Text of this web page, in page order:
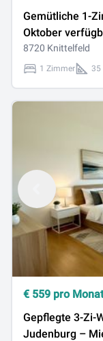
Gemütliche 1-
Oktober
8720 Knittelfeld
1 Zimmer 35
€ 559 pro
Gepflegte 3-Zi-
Judenburg –